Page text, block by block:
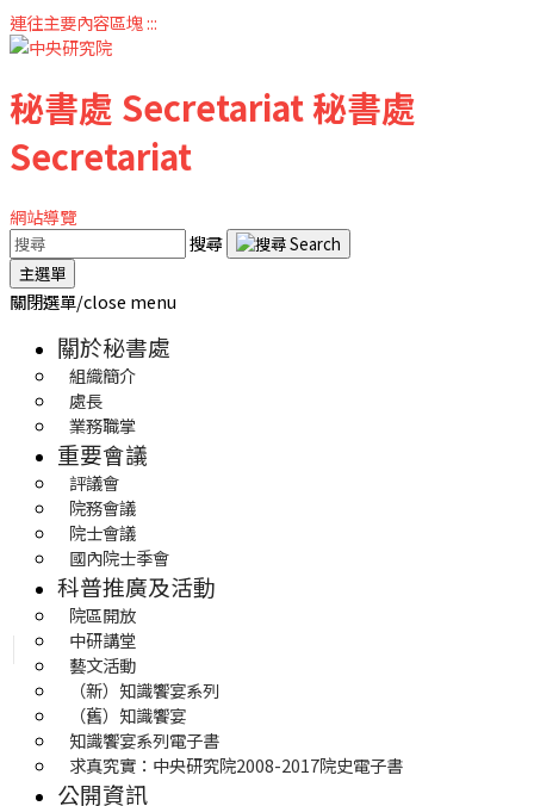
連往主要內容區塊:::
秘書處 Secretariat秘書處
Secretariat
網站導覽
搜尋
主選單
關閉選單/close menu
關於秘書處
組織簡介
處長
業務職掌
重要會議
評議會
院務會議
院士會議
國內院士季會
科普推廣及活動
院區開放
中研講堂
藝文活動
（新）知識饗宴系列
（舊）知識饗宴
知識饗宴系列電子書
求真究實：中央研究院2008-2017院史電子書
公開資訊